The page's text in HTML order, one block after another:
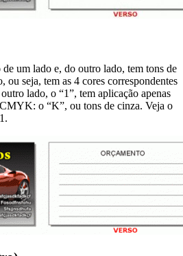
um lado e, do outro lado, tem tons de
ou seja, tem as 4 cores correspondentes
lado, o “1”, tem aplicação apenas
o “K”, ou tons de cinza. Veja o